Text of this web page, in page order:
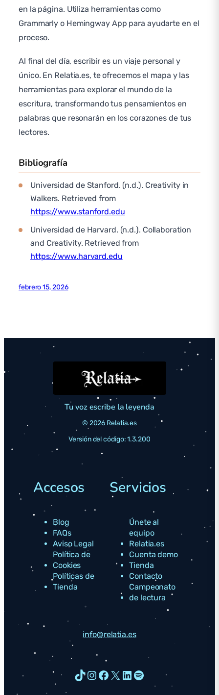
en la página. Utiliza herramientas como
Grammarly o Hemingway App para ayudarte en el
proceso.
Al final del día, escribir es un viaje personal y
único. En Relatia.es, te ofrecemos el mapa y las
herramientas para explorar el mundo de la
escritura, transformando tus pensamientos en
palabras que resonarán en los corazones de tus
lectores.
Bibliografía
Universidad de Stanford. (n.d.). Creativity in
Walkers. Retrieved from
https://www.stanford.edu
Universidad de Harvard. (n.d.). Collaboration
and Creativity. Retrieved from
https://www.harvard.edu
febrero 15, 2026
Tu voz escribe la leyenda
© 2026 Relatia.es
Versión del código: 1.3.200
Accesos
Blog
FAQs
Aviso Legal
Política de
Cookies
Políticas de
Tienda
Servicios
Únete al
equipo
Relatia.es
Cuenta demo
Tienda
Contacto
Campeonato
de lectura
info@relatia.es
TikTok Instagram Facebook X LinkedIn Spotify